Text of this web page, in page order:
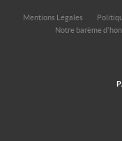
Mentions Légales
Notre barème